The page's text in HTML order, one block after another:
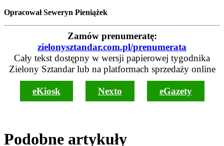
Opracował Seweryn Pieniążek
Zamów prenumeratę:
zielonysztandar.com.pl/prenumerata
Cały tekst dostępny w wersji papierowej tygodnika
Zielony Sztandar lub na platformach sprzedaży online
eKiosk Nexto eGazety
Podobne artykuły